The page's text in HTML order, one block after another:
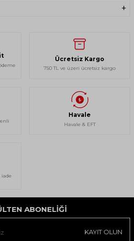
Ücretsiz Kargo
750 TL ve üzeri ücretsiz kargo
Havale
Havale & EFT
ABONELIĞI
KAYIT OLUN